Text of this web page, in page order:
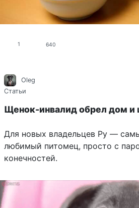
1 640
Oleg
Статьи
Щенок-инвалид обрел дом и
Для новых владельцев Ру —
любимый питомец, просто с
конечностей.